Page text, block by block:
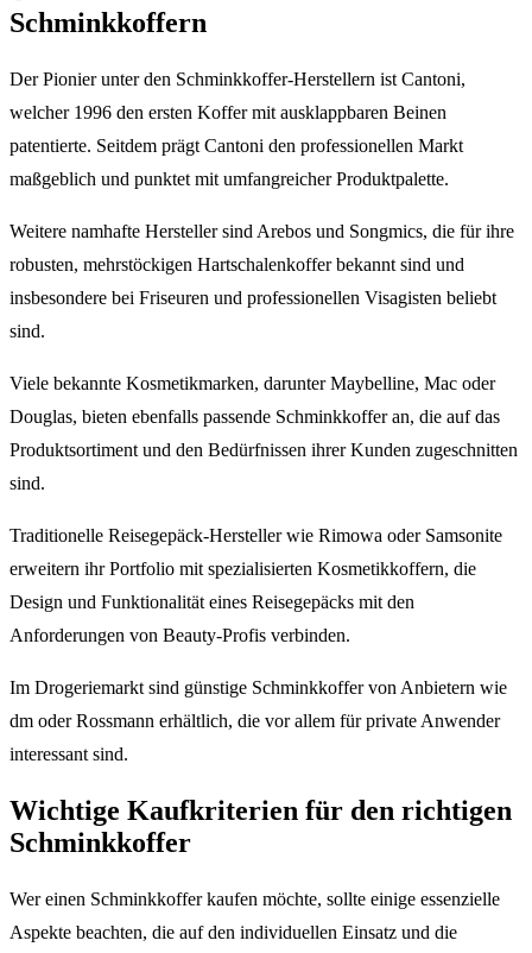
Schminkkoffern
Der Pionier unter den Schminkkoffer-Herstellern ist Cantoni,
welcher 1996 den ersten Koffer mit ausklappbaren Beinen
patentierte. Seitdem prägt Cantoni den professionellen Markt
maßgeblich und punktet mit umfangreicher Produktpalette.
Weitere namhafte Hersteller sind Arebos und Songmics, die für ihre
robusten, mehrstöckigen Hartschalenkoffer bekannt sind und
insbesondere bei Friseuren und professionellen Visagisten beliebt
sind.
Viele bekannte Kosmetikmarken, darunter Maybelline, Mac oder
Douglas, bieten ebenfalls passende Schminkkoffer an, die auf das
Produktsortiment und den Bedürfnissen ihrer Kunden zugeschnitten
sind.
Traditionelle Reisegepäck-Hersteller wie Rimowa oder Samsonite
erweitern ihr Portfolio mit spezialisierten Kosmetikkoffern, die
Design und Funktionalität eines Reisegepäcks mit den
Anforderungen von Beauty-Profis verbinden.
Im Drogeriemarkt sind günstige Schminkkoffer von Anbietern wie
dm oder Rossmann erhältlich, die vor allem für private Anwender
interessant sind.
Wichtige Kaufkriterien für den richtigen
Schminkkoffer
Wer einen Schminkkoffer kaufen möchte, sollte einige essenzielle
Aspekte beachten, die auf den individuellen Einsatz und die